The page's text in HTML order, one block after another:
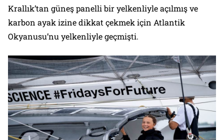
Krallık’tan güneş panelli bir yelkenliyle açılmış ve
karbon ayak izine dikkat çekmek için Atlantik
Okyanusu’nu yelkenliyle geçmişti.